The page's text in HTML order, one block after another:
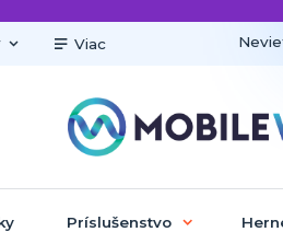
Viac
Príslušenstvo